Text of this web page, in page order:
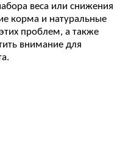
веса или снижения
корма и натуральные
проблем, а также
внимание для